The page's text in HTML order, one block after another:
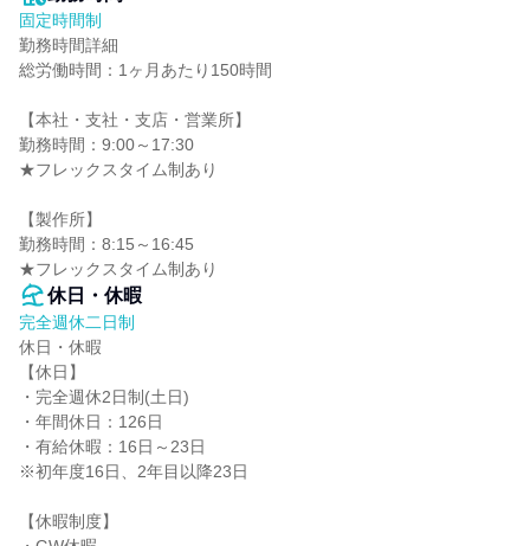
固定時間制
勤務時間詳細
総労働時間：1ヶ月あたり150時間
【本社・支社・支店・営業所】
勤務時間：9:00～17:30
★フレックスタイム制あり
【製作所】
勤務時間：8:15～16:45
★フレックスタイム制あり
休日・休暇
完全週休二日制
休日・休暇
【休日】
・完全週休2日制(土日)
・年間休日：126日
・有給休暇：16日～23日
※初年度16日、2年目以降23日
【休暇制度】